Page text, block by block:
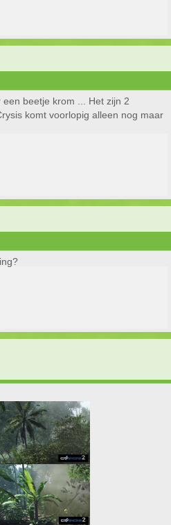
beetje krom ... Het zijn 2
komt voorlopig alleen nog maar